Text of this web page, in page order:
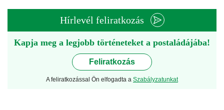
Hírlevél feliratkozás
Kapja meg a legjobb történeteket a postaládájába!
Feliratkozás
A feliratkozással Ön elfogadta a Szabályzatunkat